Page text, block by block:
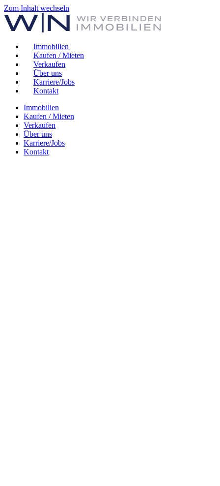
Zum Inhalt wechseln
Immobilien
Kaufen / Mieten
Verkaufen
Über uns
Karriere/Jobs
Kontakt
Immobilien
Kaufen / Mieten
Verkaufen
Über uns
Karriere/Jobs
Kontakt